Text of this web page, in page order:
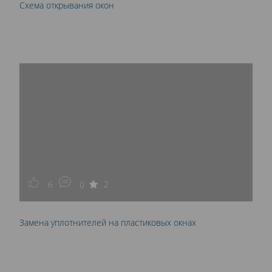
Схема открывания окон
6 0 2
Замена уплотнителей на пластиковых окнах